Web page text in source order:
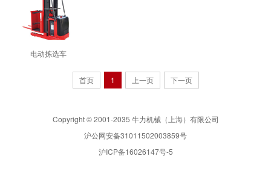
电动拣选车
首页 1 上一页 下一页
Copyright © 2001-2035 牛力机械（上海）有限公司
沪公网安备31011502003859号
沪ICP备16026147号-5